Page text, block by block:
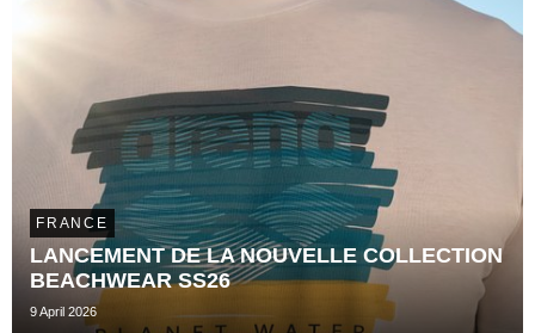
FRANCE
LANCEMENT DE LA NOUVELLE COLLECTION
BEACHWEAR SS26
9 April 2026